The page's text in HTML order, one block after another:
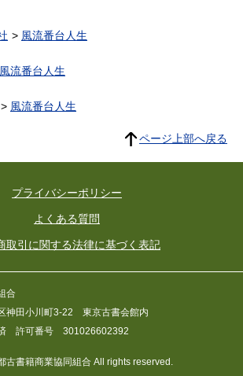
風流番台人生
風流番台人生
風流番台人生
ページ上部へ戻る
プライバシーポリシー
よくある質問
取引に関する法律に基づく表記
合
神田小川町3-22 東京古書会館内
済 許可番号 301026602392
古書籍商業協同組合 All rights reserved.